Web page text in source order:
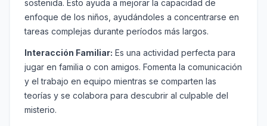
sostenida. Esto ayuda a mejorar la capacidad de
enfoque de los niños, ayudándoles a concentrarse en
tareas complejas durante períodos más largos.
Interacción Familiar: Es una actividad perfecta para
jugar en familia o con amigos. Fomenta la comunicación
y el trabajo en equipo mientras se comparten las
teorías y se colabora para descubrir al culpable del
misterio.